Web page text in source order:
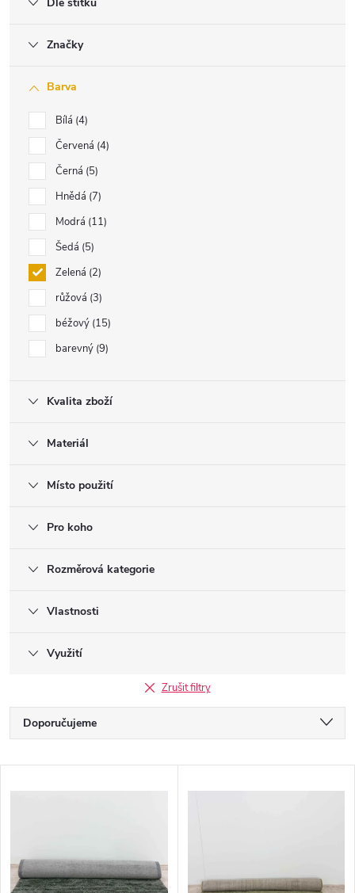
Značky
Barva
Bílá 4
Červená 4
Černá 5
Hnědá 7
Modrá 11
Šedá 5
Zelená 2
růžová 3
béžový 15
barevný 9
Kvalita zboží
Materiál
Místo použití
Pro koho
Rozměrová kategorie
Vlastnosti
Využití
Zrušit filtry
Ř
a
z
n
Doporučujeme
V
p